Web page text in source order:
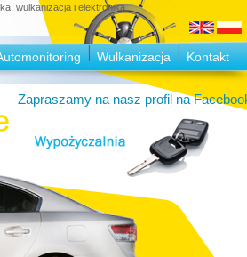
wulkanizacja i elektronika.
Wulkanizacja Kontakt
Zapraszamy na nasz profil na